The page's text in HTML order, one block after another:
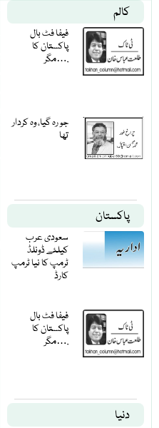
کالم
فیفا فٹ بال
پاکستان کا
مگر….
جو رہ گیا، وہ کردار
تھا
پاکستان
سعودی عرب
کیلئے ڈونلڈ
ٹرمپ کا نیا ٹرمپ
کارڈ
فیفا فٹ بال
پاکستان کا
مگر….
دنیا